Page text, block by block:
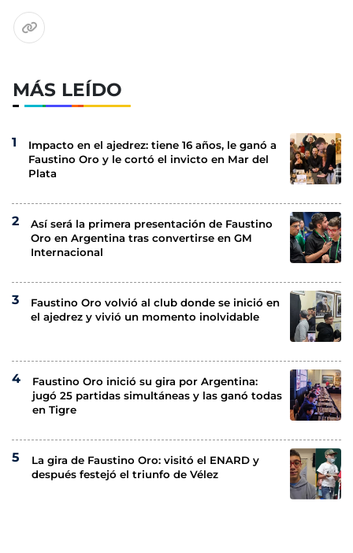
MÁS LEÍDO
Impacto en el ajedrez: tiene 16 años, le ganó a
Faustino Oro y le cortó el invicto en Mar del
Plata
Así será la primera presentación de Faustino
Oro en Argentina tras convertirse en GM
Internacional
Faustino Oro volvió al club donde se inició en
el ajedrez y vivió un momento inolvidable
Faustino Oro inició su gira por Argentina:
jugó 25 partidas simultáneas y las ganó todas
en Tigre
La gira de Faustino Oro: visitó el ENARD y
después festejó el triunfo de Vélez